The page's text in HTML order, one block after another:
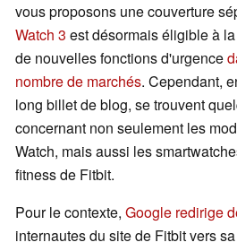
vous proposons une couverture
Watch 3 est désormais éligible à
de nouvelles fonctions d'urgence
nombre de marchés. Cependant,
long billet de blog, se trouvent
concernant non seulement les
Watch, mais aussi les
fitness de Fitbit.
Pour le contexte, Google redirige
internautes du site de Fitbit vers